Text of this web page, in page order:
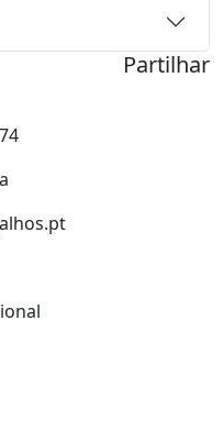
Partilhar